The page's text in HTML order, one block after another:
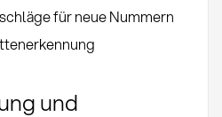
für neue Nummern
und